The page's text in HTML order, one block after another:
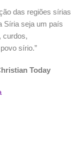
das regiões sírias
Síria seja um país
curdos,
sírio.”
Today